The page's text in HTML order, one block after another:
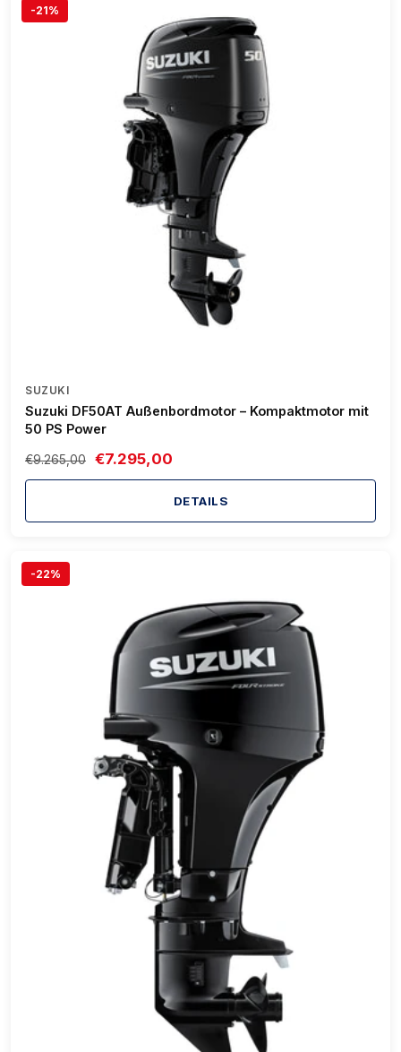
-21%
SUZUKI
Suzuki DF50AT Außenbordmotor – Kompaktmotor mit
50 PS Power
€9.265,00 €7.295,00
DETAILS
-22%